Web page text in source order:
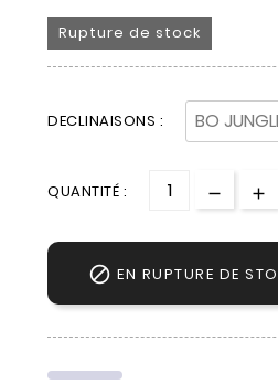
Rupture de stock
DECLINAISONS :
QUANTITÉ :
 EN RUPTURE DE